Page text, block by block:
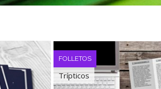
PACKAGING
Papel Envolver